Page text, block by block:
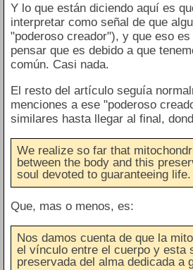
Y lo que están diciendo aquí es
interpretar como señal de que
"poderoso creador"), y que eso
pensar que es debido a que
común. Casi nada.
El resto del artículo seguía
menciones a ese "poderoso
similares hasta llegar al final,
We realize so far that
between the body and this
soul devoted to guaranteeing life.
Que, mas o menos, es:
Nos damos cuenta de que la
el vínculo entre el cuerpo y esta
preservada del alma dedicada a